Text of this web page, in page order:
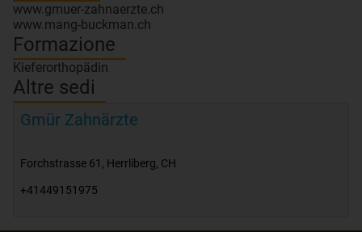
www.gmuer-zahnaerzte.ch
Formazione
Kieferorthopädin
Altre sedi
Gmür Zahnärzte
Forchstrasse 61 , Herrliberg, CH
+41449151975